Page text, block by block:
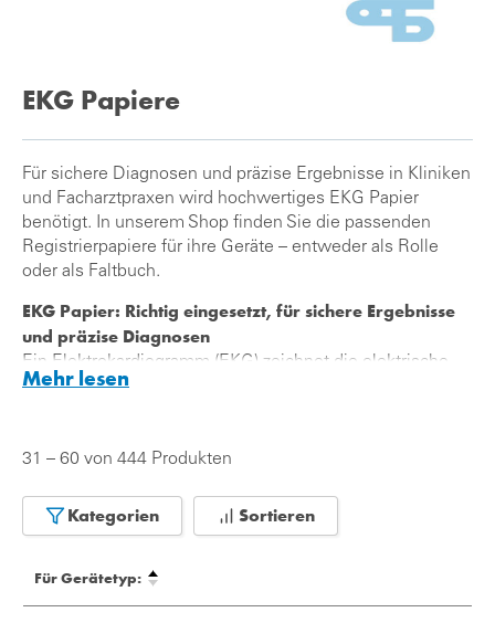
EKG Papiere
Für sichere Diagnosen und präzise Ergebnisse in Kliniken
und Facharztpraxen wird hochwertiges EKG Papier
benötigt. In unserem Shop finden Sie die passenden
Registrierpapiere für ihre Geräte – entweder als Rolle
oder als Faltbuch.
EKG Papier: Richtig eingesetzt, für sichere Ergebnisse
und präzise Diagnosen
Ein Elektrokardiogramm (EKG) zeichnet die elektrische
Aktivität aller Herzmuskelfasern auf. Mit Elektroden an
werden, denn die Herzmuskulatur verändert mit jedem
Nimmt man diese Spannungsänderungen mit dem EKG
auf, entsteht eine sogenannte Herzstromkurve, die den
Mehr lesen
31 – 60 von 444 Produkten
Kategorien Sortieren
Für Gerätetyp: